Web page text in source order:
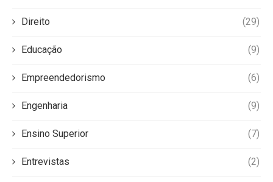
Direito (29)
Educação (9)
Empreendedorismo (6)
Engenharia (9)
Ensino Superior (7)
Entrevistas (2)